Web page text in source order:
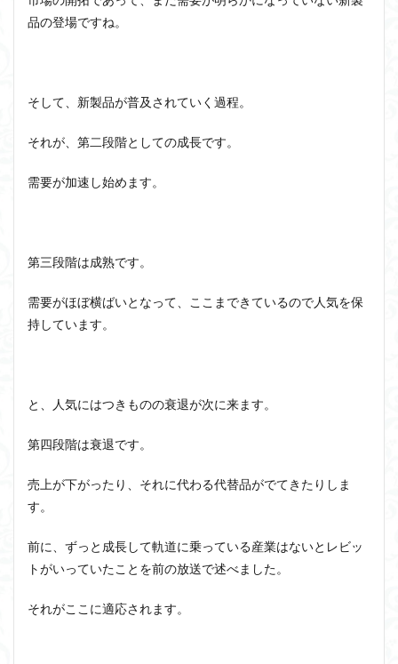
品の登場ですね。
そして、新製品が普及されていく過程。
それが、第二段階としての成長です。
需要が加速し始めます。
第三段階は成熟です。
需要がほぼ横ばいとなって、ここまできているので人気を保
持しています。
と、人気にはつきものの衰退が次に来ます。
第四段階は衰退です。
売上が下がったり、それに代わる代替品がでてきたりしま
す。
前に、ずっと成長して軌道に乗っている産業はないとレビッ
トがいっていたことを前の放送で述べました。
それがここに適応されます。